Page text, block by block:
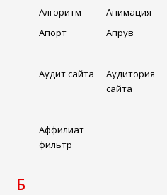
Алгоритм
Анимация
Апорт
Апрув
Аудит сайта
Аудитория
сайта
Аффилиат
фильтр
Б